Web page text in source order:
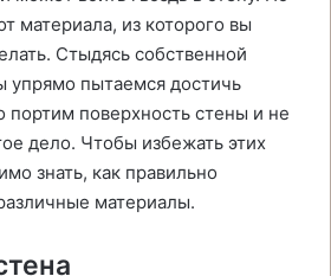
материала, из которого вы
Стыдясь собственной
упрямо пытаемся достичь
портим поверхность стены и не
дело. Чтобы избежать этих
знать, как правильно
материалы.